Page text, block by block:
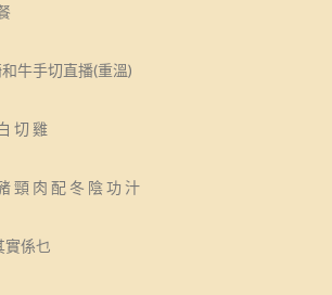
牛手切直播(重溫)
切 雞
頸 肉 配 冬 陰 功 汁
實係乜